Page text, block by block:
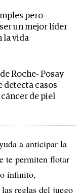
pero
un mejor líder
la vida
Roche- Posay
detecta casos
de piel
a anticipar la
te permiten flotar
infinito,
reglas del juego